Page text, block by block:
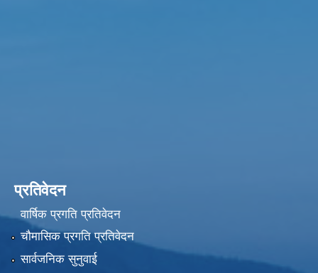
प्रतिवेदन
वार्षिक प्रगति प्रतिवेदन
चौमासिक प्रगति प्रतिवेदन
सार्वजनिक सुनुवाई